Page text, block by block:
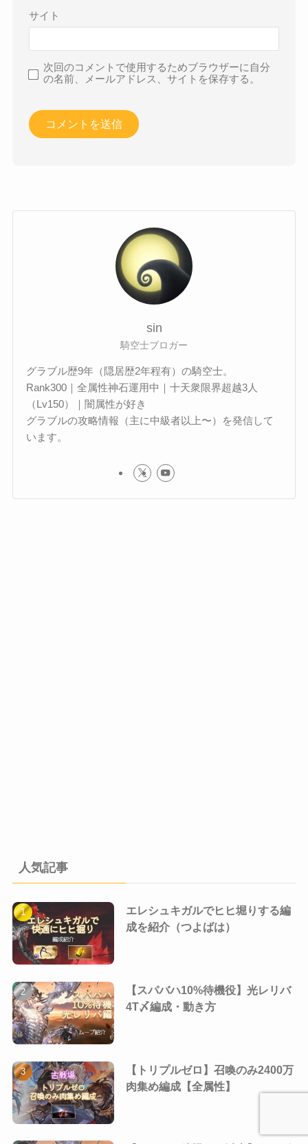
サイト
次回のコメントで使用するためブラウザーに自分
の名前、メールアドレス、サイトを保存する。
sin
騎空士ブロガー
グラブル歴9年（隠居歴2年程有）の騎空士。
Rank300｜全属性神石運用中｜十天衆限界超越3人
（Lv150）｜闇属性が好き
グラブルの攻略情報（主に中級者以上〜）を発信して
います。
人気記事
エレシュキガルでヒヒ堀りする編
成を紹介（つよばは）
【スパバハ10%待機役】光レリバ
4T〆編成・動き方
【トリプルゼロ】召喚のみ2400万
肉集め編成【全属性】